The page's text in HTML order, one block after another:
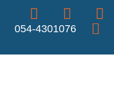
054-4301076